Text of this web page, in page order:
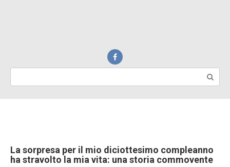
La sorpresa per il mio diciottesimo compleanno
ha stravolto la mia vita: una storia commovente